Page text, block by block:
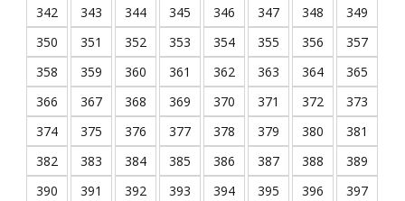
342
343 344 345 346 347 348
349
350
351 352 353 354 355 356
357
358
359 360 361 362 363 364
365
366
367 368 369 370 371 372
373
374
375 376 377 378 379 380
381
382
383 384 385 386 387 388
389
390
391 392 393 394 395 396
397